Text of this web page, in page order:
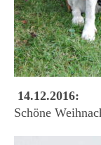
14.12.2016:
Schöne